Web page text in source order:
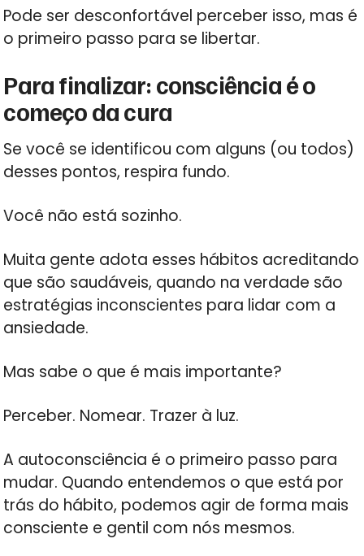
Pode ser desconfortável perceber isso, mas é
o primeiro passo para se libertar.
Para finalizar: consciência é o
começo da cura
Se você se identificou com alguns (ou todos)
desses pontos, respira fundo.
Você não está sozinho.
Muita gente adota esses hábitos acreditando
que são saudáveis, quando na verdade são
estratégias inconscientes para lidar com a
ansiedade.
Mas sabe o que é mais importante?
Perceber. Nomear. Trazer à luz.
A autoconsciência é o primeiro passo para
mudar. Quando entendemos o que está por
trás do hábito, podemos agir de forma mais
consciente e gentil com nós mesmos.